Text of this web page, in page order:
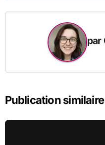
par
Publication similaire